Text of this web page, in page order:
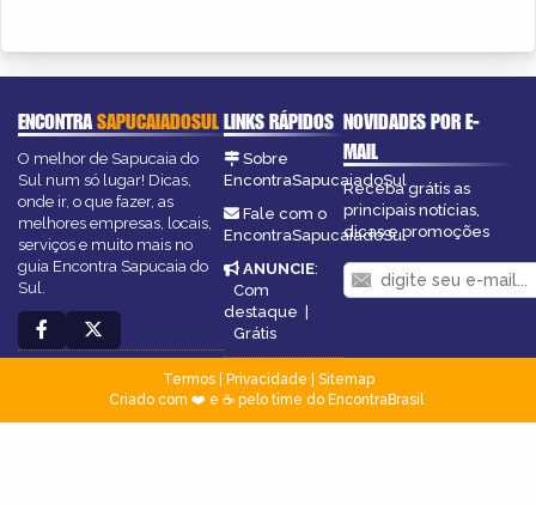
ENCONTRASAPUCAIADOSUL
O melhor de Sapucaia do
Sul num só lugar! Dicas,
onde ir, o que fazer, as
melhores empresas, locais,
serviços e muito mais no
guia Encontra Sapucaia do
Sul.
LINKS RÁPIDOS
Sobre
EncontraSapucaiadoSul
Fale com o
EncontraSapucaiadoSul
ANUNCIE:
Com
destaque |
Grátis
NOVIDADES POR E-
MAIL
Receba grátis as
principais notícias,
dicas e promoções
Termos| Privacidade
Sitemap
Criado com ❤️ e ☕ pelo time do EncontraBrasil